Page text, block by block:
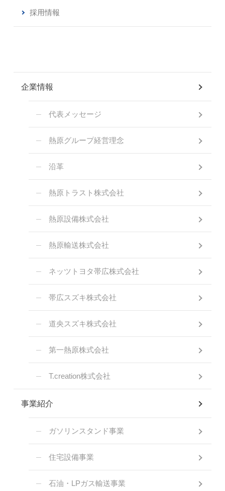
採用情報
企業情報
代表メッセージ
熱原グループ経営理念
沿革
熱原トラスト株式会社
熱原設備株式会社
熱原輸送株式会社
ネッツトヨタ帯広株式会社
帯広スズキ株式会社
道央スズキ株式会社
第一熱原株式会社
T.creation株式会社
事業紹介
ガソリンスタンド事業
住宅設備事業
石油・LPガス輸送事業